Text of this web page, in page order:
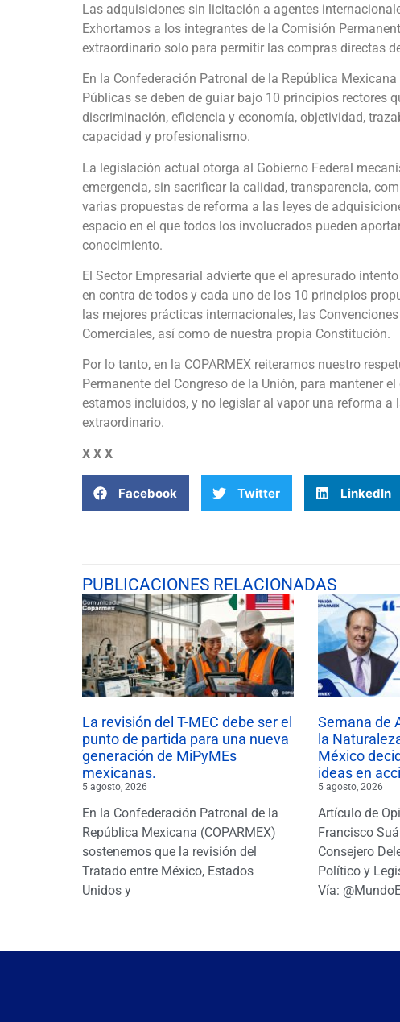
Las adquisiciones sin licitación a agentes
Exhortamos a los integrantes de la Comisión
extraordinario solo para permitir las compras directas
En la Confederación Patronal de la República
Públicas se deben de guiar bajo 10 principios rectores
discriminación, eficiencia y economía, objetividad,
capacidad y profesionalismo.
La legislación actual otorga al Gobierno Federal
emergencia, sin sacrificar la calidad, transparencia,
varias propuestas de reforma a las leyes de
espacio en el que todos los involucrados pueden
conocimiento.
El Sector Empresarial advierte que el apresurado
en contra de todos y cada uno de los 10 principios
las mejores prácticas internacionales, las
Comerciales, así como de nuestra propia Constitución.
Por lo tanto, en la COPARMEX reiteramos nuestro
Permanente del Congreso de la Unión, para mantener
estamos incluidos, y no legislar al vapor una reforma a
extraordinario.
X X X
Facebook Twitter LinkedIn
PUBLICACIONES RELACIONADAS
La revisión del T-MEC debe ser el
punto de partida para una nueva
generación de MiPyMEs
mexicanas.
5 agosto, 2026
En la Confederación Patronal de la
República Mexicana (COPARMEX)
sostenemos que la revisión del
Tratado entre México, Estados
Unidos y
Semana de
la
México
ideas en
5 agosto, 2026
Artículo de
Francisco
Consejero
Político y
Vía: